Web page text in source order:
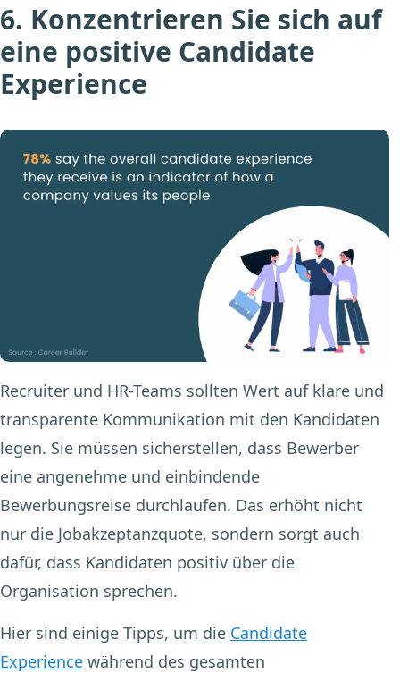
6. Konzentrieren Sie sich auf
eine positive Candidate
Experience
Recruiter und HR-Teams sollten Wert auf klare und
transparente Kommunikation mit den Kandidaten
legen. Sie müssen sicherstellen, dass Bewerber
eine angenehme und einbindende
Bewerbungsreise durchlaufen. Das erhöht nicht
nur die Jobakzeptanzquote, sondern sorgt auch
dafür, dass Kandidaten positiv über die
Organisation sprechen.
Hier sind einige Tipps, um die Candidate
Experience während des gesamten